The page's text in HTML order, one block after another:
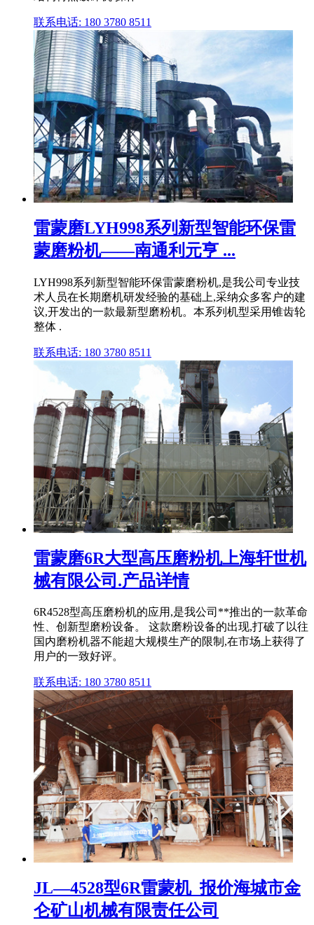
联系电话: 180 3780 8511
雷蒙磨LYH998系列新型智能环保雷
蒙磨粉机——南通利元亨 ...
LYH998系列新型智能环保雷蒙磨粉机,是我公司专业技
术人员在长期磨机研发经验的基础上,采纳众多客户的建
议,开发出的一款最新型磨粉机。本系列机型采用锥齿轮
整体 .
联系电话: 180 3780 8511
雷蒙磨6R大型高压磨粉机上海轩世机
械有限公司.产品详情
6R4528型高压磨粉机的应用,是我公司**推出的一款革命
性、创新型磨粉设备。 这款磨粉设备的出现,打破了以往
国内磨粉机器不能超大规模生产的限制,在市场上获得了
用户的一致好评。
联系电话: 180 3780 8511
JL—4528型6R雷蒙机_报价海城市金
仑矿山机械有限责任公司